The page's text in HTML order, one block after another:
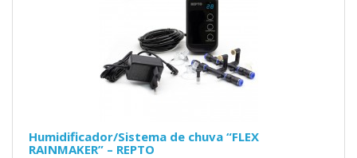
Humidificador/Sistema de chuva “FLEX
RAINMAKER” – REPTO